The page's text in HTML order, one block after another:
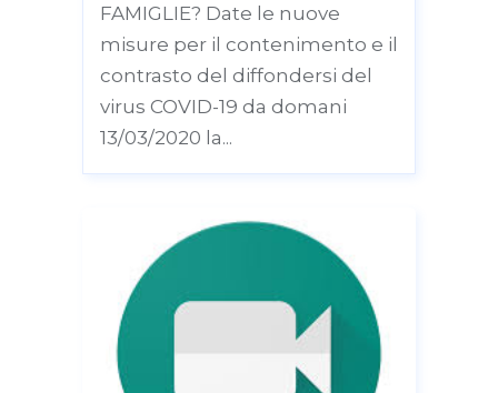
FAMIGLIE? Date le nuove
misure per il contenimento e il
contrasto del diffondersi del
virus COVID-19 da domani
13/03/2020 la...